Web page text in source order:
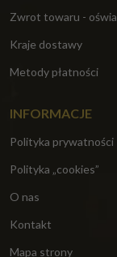
Zwrot towaru -
Kraje dostawy
Metody płatności
INFORMACJE
Polityka prywatności
Polityka „cookies”
O nas
Kontakt
Mapa strony